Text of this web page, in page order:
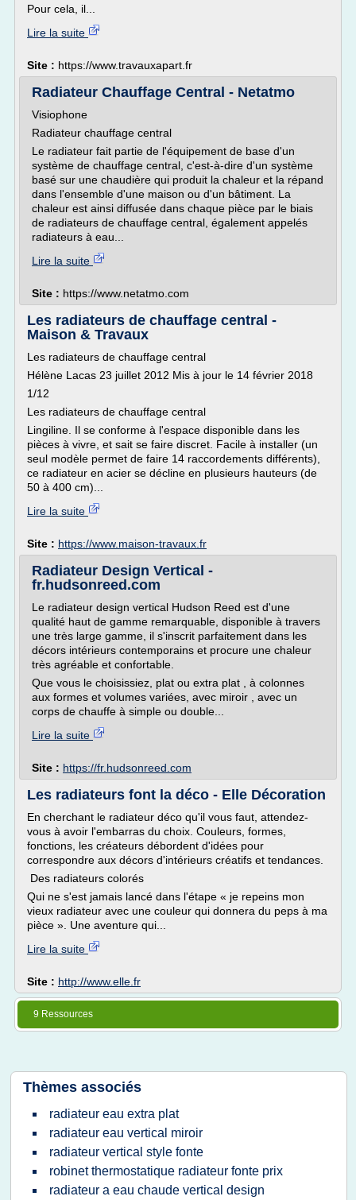
Pour cela, il...
Lire la suite
Site : https://www.travauxapart.fr
Radiateur Chauffage Central - Netatmo
Visiophone
Radiateur chauffage central
Le radiateur fait partie de l'équipement de base d'un
système de chauffage central, c'est-à-dire d'un système
basé sur une chaudière qui produit la chaleur et la répand
dans l'ensemble d'une maison ou d'un bâtiment. La
chaleur est ainsi diffusée dans chaque pièce par le biais
de radiateurs de chauffage central, également appelés
radiateurs à eau...
Lire la suite
Site : https://www.netatmo.com
Les radiateurs de chauffage central -
Maison & Travaux
Les radiateurs de chauffage central
Hélène Lacas 23 juillet 2012 Mis à jour le 14 février 2018
1/12
Les radiateurs de chauffage central
Lingiline. Il se conforme à l'espace disponible dans les
pièces à vivre, et sait se faire discret. Facile à installer (un
seul modèle permet de faire 14 raccordements différents),
ce radiateur en acier se décline en plusieurs hauteurs (de
50 à 400 cm)...
Lire la suite
Site : https://www.maison-travaux.fr
Radiateur Design Vertical -
fr.hudsonreed.com
Le radiateur design vertical Hudson Reed est d'une
qualité haut de gamme remarquable, disponible à travers
une très large gamme, il s'inscrit parfaitement dans les
décors intérieurs contemporains et procure une chaleur
très agréable et confortable.
Que vous le choisissiez, plat ou extra plat , à colonnes
aux formes et volumes variées, avec miroir , avec un
corps de chauffe à simple ou double...
Lire la suite
Site : https://fr.hudsonreed.com
Les radiateurs font la déco - Elle Décoration
En cherchant le radiateur déco qu'il vous faut, attendez-
vous à avoir l'embarras du choix. Couleurs, formes,
fonctions, les créateurs débordent d'idées pour
correspondre aux décors d'intérieurs créatifs et tendances.
Des radiateurs colorés
Qui ne s'est jamais lancé dans l'étape « je repeins mon
vieux radiateur avec une couleur qui donnera du peps à ma
pièce ». Une aventure qui...
Lire la suite
Site : http://www.elle.fr
9 Ressources
Thèmes associés
radiateur eau extra plat
radiateur eau vertical miroir
radiateur vertical style fonte
robinet thermostatique radiateur fonte prix
radiateur a eau chaude vertical design